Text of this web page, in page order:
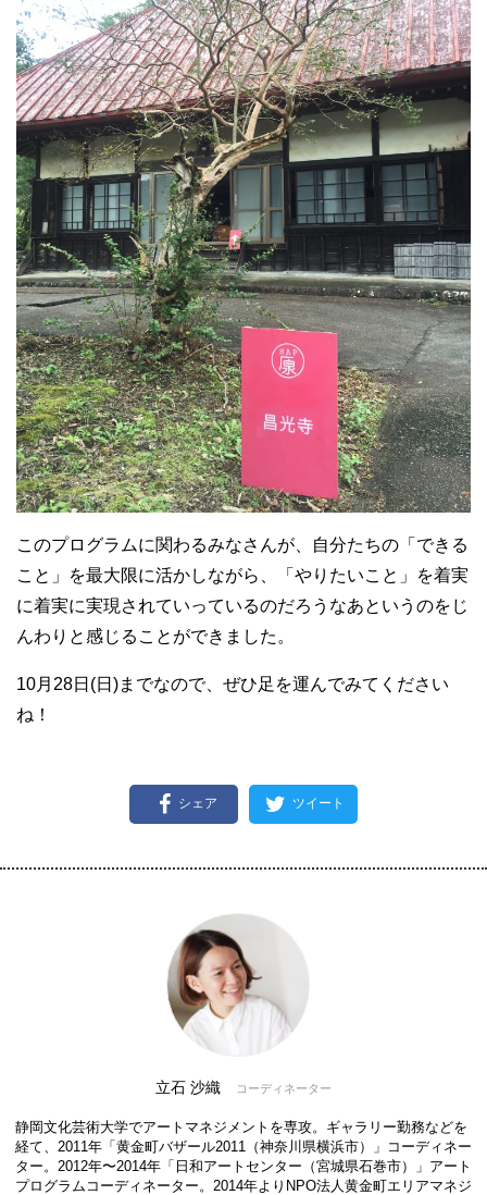
このプログラムに関わるみなさんが、自分たちの「できる
こと」を最大限に活かしながら、「やりたいこと」を着実
に着実に実現されていっているのだろうなあというのをじ
んわりと感じることができました。
10月28日(日)までなので、ぜひ足を運んでみてください
ね！
シェア ツイート
立石 沙織 コーディネーター
静岡文化芸術大学でアートマネジメントを専攻。ギャラリー勤務などを
経て、2011年「黄金町バザール2011（神奈川県横浜市）」コーディネー
ター。2012年〜2014年「日和アートセンター（宮城県石巻市）」アート
プログラムコーディネーター。2014年よりNPO法人黄金町エリアマネジ